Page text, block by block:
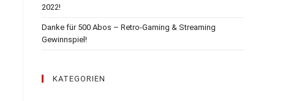
2022!
Danke für 500 Abos – Retro-Gaming & Streaming
Gewinnspiel!
KATEGORIEN